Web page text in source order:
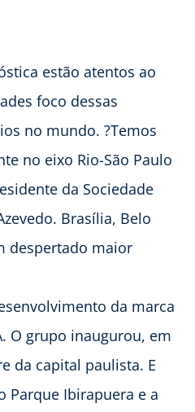
estão atentos ao
foco dessas
no mundo. ?Temos
no eixo Rio-São Paulo
da Sociedade
Brasília, Belo
despertado maior
da marca
O grupo inaugurou, em
da capital paulista. E
Parque Ibirapuera e a